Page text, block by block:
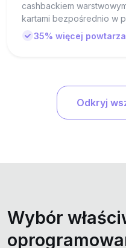
cashbackiem
kartami bezpośrednio w
35% więcej
Odkryj
Wybór